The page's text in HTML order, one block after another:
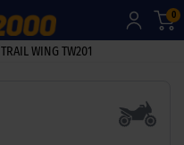
0
TRAIL WING TW201